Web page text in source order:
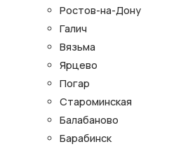
Ростов-на-Дону
Галич
Вязьма
Ярцево
Погар
Староминская
Балабаново
Барабинск